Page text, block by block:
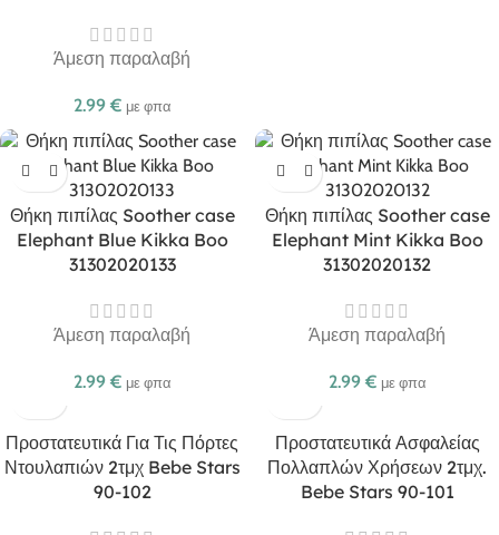
Άμεση παραλαβή
2.99 € με φπα
Θήκη πιπίλας Soother case
Elephant Blue Kikka Boo
31302020133
Άμεση παραλαβή
2.99 € με φπα
Θήκη πιπίλας Soother case
Elephant Mint Kikka Boo
31302020132
Άμεση παραλαβή
2.99 € με φπα
Προστατευτικά Για Τις Πόρτες
Ντουλαπιών 2τμχ Bebe Stars
90-102
Προστατευτικά Ασφαλείας
Πολλαπλών Χρήσεων 2τμχ.
Bebe Stars 90-101